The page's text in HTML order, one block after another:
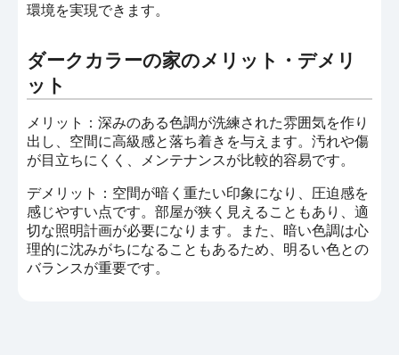
環境を実現できます。
ダークカラーの家のメリット・デメリ
ット
メリット：深みのある色調が洗練された雰囲気を作り
出し、空間に高級感と落ち着きを与えます。汚れや傷
が目立ちにくく、メンテナンスが比較的容易です。
デメリット：空間が暗く重たい印象になり、圧迫感を
感じやすい点です。部屋が狭く見えることもあり、適
切な照明計画が必要になります。また、暗い色調は心
理的に沈みがちになることもあるため、明るい色との
バランスが重要です。